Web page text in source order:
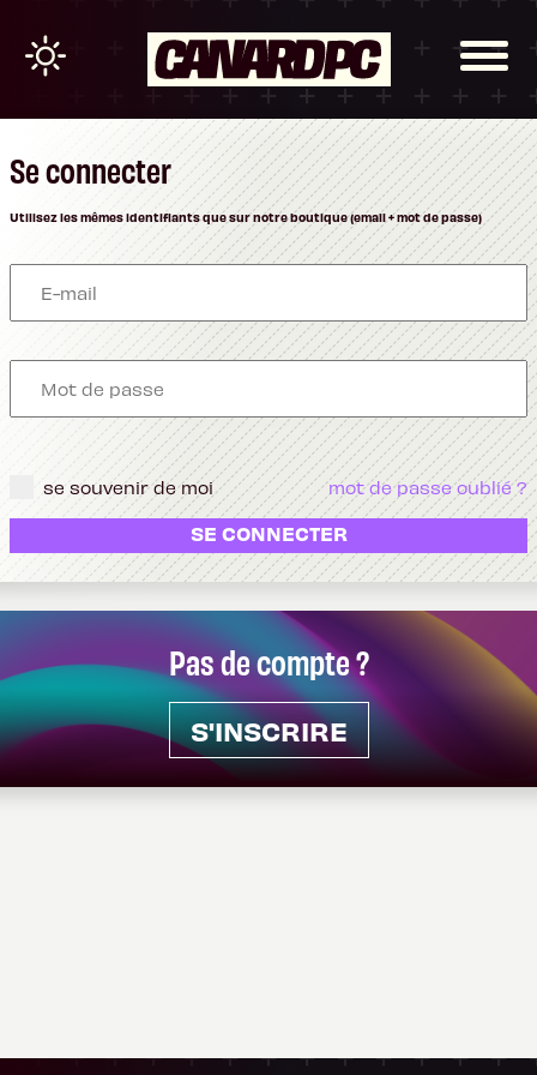
Pas de compte ?
S'INSCRIRE
Se connecter
Utilisez les mêmes identifiants que sur notre boutique (email + mot de passe)
se souvenir de moi mot de passe oublié ?
SE CONNECTER